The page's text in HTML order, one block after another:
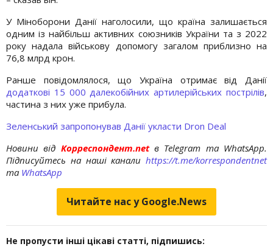
У Міноборони Данії наголосили, що країна залишається
одним із найбільш активних союзників України та з 2022
року надала військову допомогу загалом приблизно на
76,8 млрд крон.
Ранше повідомлялося, що Україна отримає від Данії
додаткові 15 000 далекобійних артилерійських пострілів,
частина з них уже прибула.
Зеленський запропонував Данії укласти Dron Deal
Новини від Корреспондент.netв Telegram та WhatsApp.
Підписуйтесь на наші канали https://t.me/korrespondentnet
та WhatsApp
Читайте нас у Google.News
Не пропусти інші цікаві статті, підпишись: